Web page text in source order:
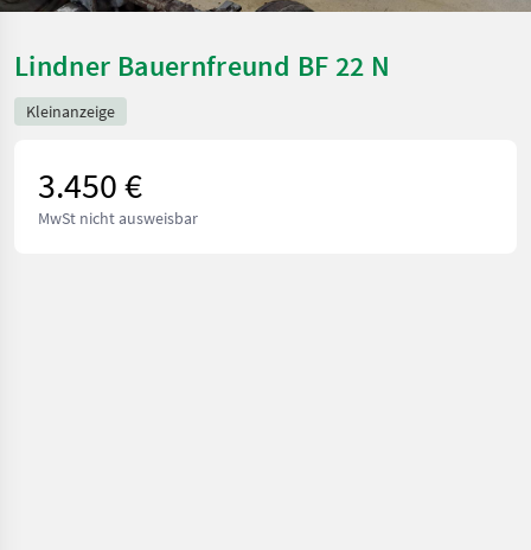
Lindner Bauernfreund BF 22 N
Kleinanzeige
3.450 €
MwSt nicht ausweisbar